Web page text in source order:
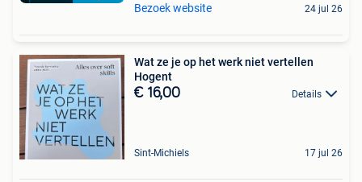
Bezoek website 24 jul 26
Wat ze je op het werk niet vertellen
Hogent
€ 16,00 Details
Sint-Michiels 17 jul 26